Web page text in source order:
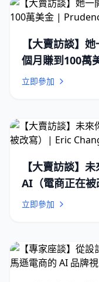
【大賣訪談】
個月賺到100
院
立即參加
【大賣訪談】
AI（電商正在
商學院
立即參加